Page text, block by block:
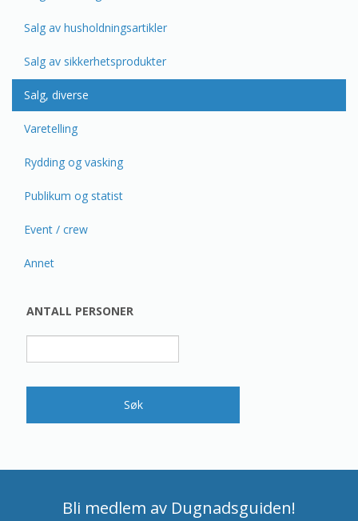
Salg av husholdningsartikler
Salg av sikkerhetsprodukter
Salg, diverse
Varetelling
Rydding og vasking
Publikum og statist
Event / crew
Annet
ANTALL PERSONER
Bli medlem av Dugnadsguiden!